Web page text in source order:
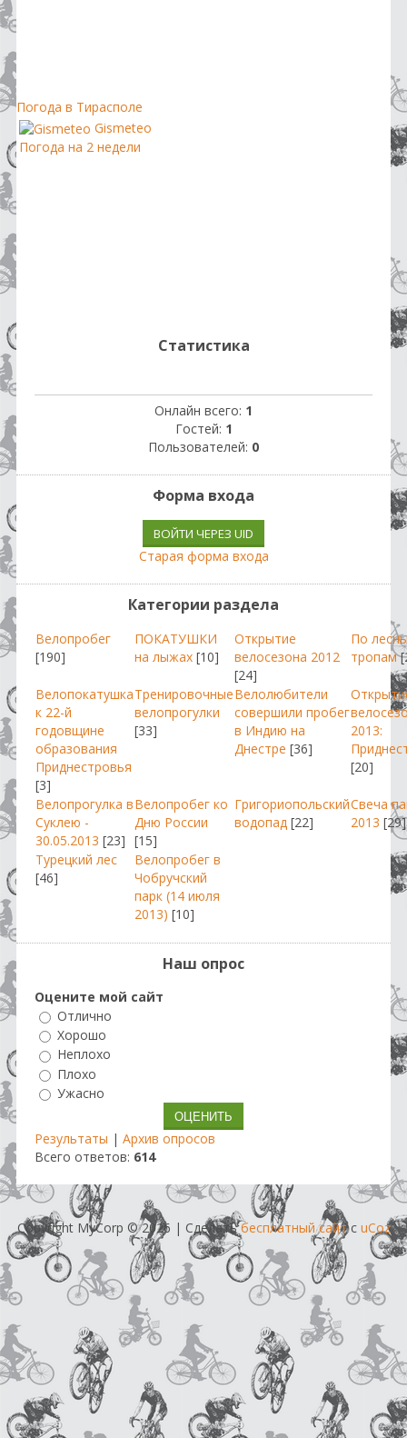
Погода в Тирасполе
Gismeteo
Погода на 2 недели
Статистика
Онлайн всего: 1
Гостей: 1
Пользователей: 0
Форма входа
ВОЙТИ ЧЕРЕЗ UID
Старая форма входа
Категории раздела
Велопробег
[190]
ПОКАТУШКИ
на лыжах [10]
Открытие
велосезона 2012
[24]
По
тропам
Велопокатушка
к 22-й
годовщине
образования
Приднестровья
[3]
Тренировочные
велопрогулки
[33]
Велолюбители
совершили пробег
в Индию на
Днестре [36]
2013:
[20]
Велопрогулка в
Суклею -
30.05.2013 [23]
Велопробег ко
Дню России
[15]
Григориопольский
водопад [22]
Свеча
2013 [29]
Турецкий лес
[46]
Велопробег в
Чобручский
парк (14 июля
2013) [10]
Наш опрос
Оцените мой сайт
Отлично
Хорошо
Неплохо
Плохо
Ужасно
Результаты | Архив опросов
Всего ответов: 614
Copyright MyCorp © 2026 | Сделатьбесплатный сайтс uCoz